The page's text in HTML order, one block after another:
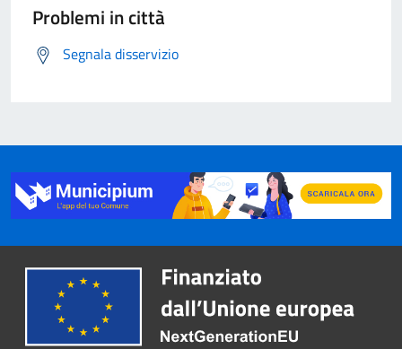
Problemi in città
Segnala disservizio